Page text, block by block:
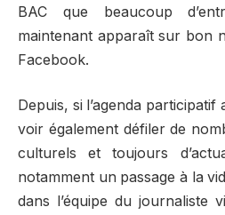
BAC que beaucoup
maintenant apparaît sur bon
Facebook.
Depuis, si l’agenda
voir également défiler de
culturels et toujours
notamment un passage à la
dans l’équipe du journaliste